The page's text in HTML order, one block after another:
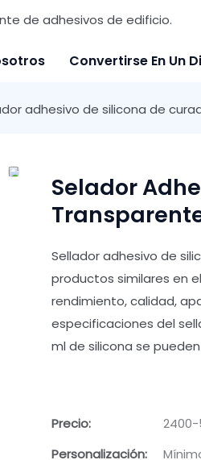
de adhesivos de edificio.
Convertirse En Un
adhesivo de silicona de
Selador
Sellador adhesivo de
productos similares en
rendimiento, calidad,
especificaciones del
ml de silicona se
Precio:
2400-
Personalización: